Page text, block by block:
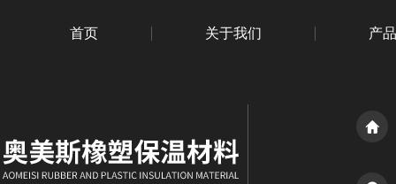
首页 关于我们 产